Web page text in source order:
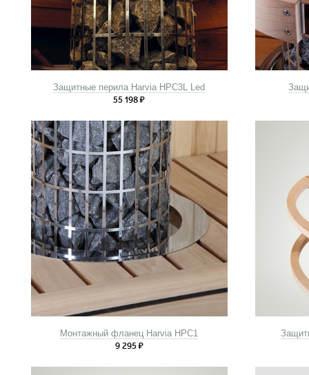
Защитные перила Harvia HPC3L Led
55 198₽
Монтажный фланец Harvia HPC1
9 295₽